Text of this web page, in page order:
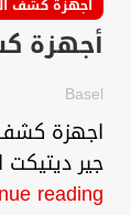
اجهزة كشف
أجهزة
Basel
اجهزة كشف
جير ديتيكت
reading